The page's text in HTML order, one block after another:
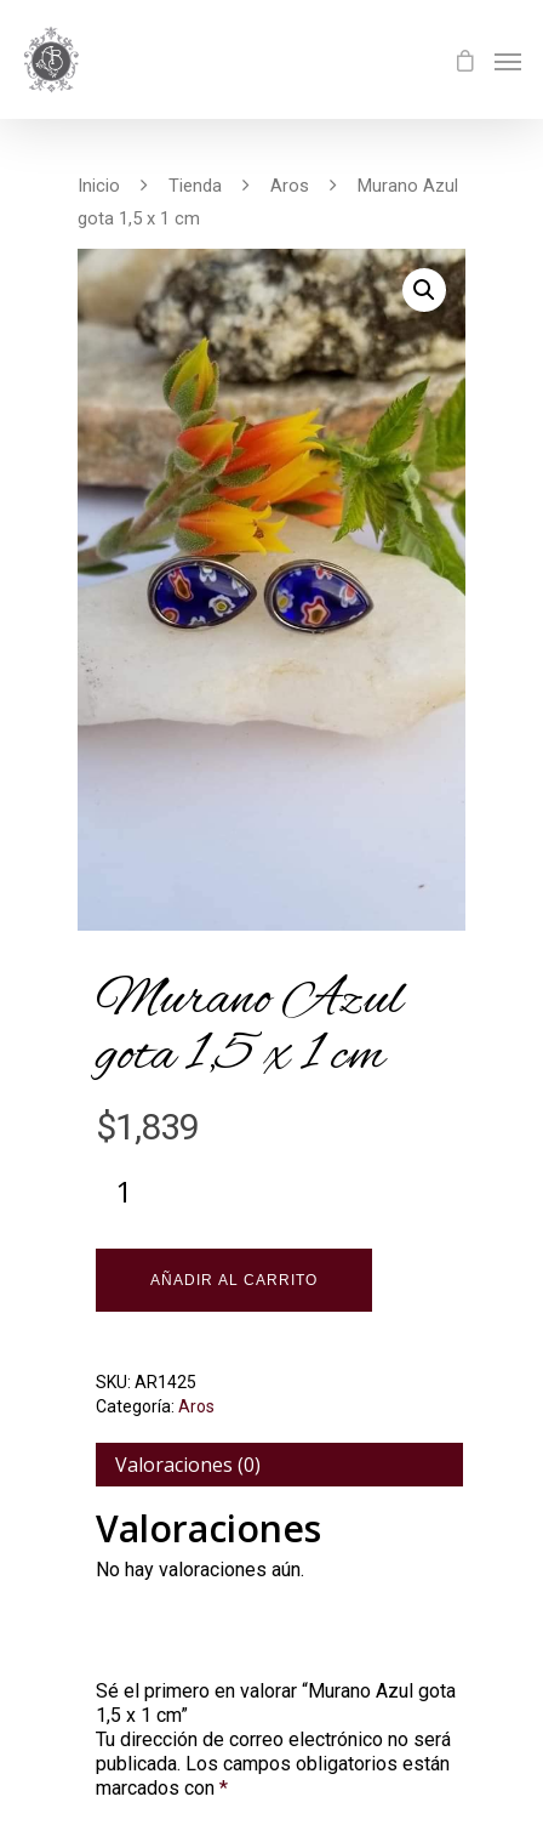
Inicio Tienda Aros
Murano Azul
gota 1,5 x 1 cm
Murano Azul
gota 1,5 x 1 cm
$1,839
AÑADIR AL CARRITO
SKU: AR1425
Categoría: Aros
Valoraciones (0)
Valoraciones
No hay valoraciones aún.
Sé el primero en valorar “Murano Azul gota
1,5 x 1 cm”
Tu dirección de correo electrónico no será
publicada. Los campos obligatorios están
marcados con *
Alternative: